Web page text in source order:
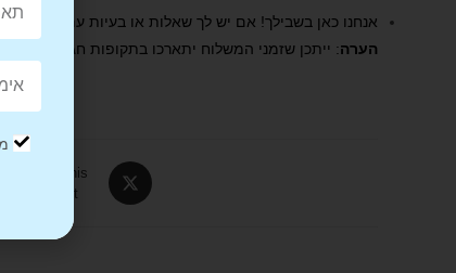
אנחנו כאן בשבילך! אם יש לך שאלות או בעיות עם ההזמנה,
הערה: ייתכן שזמני המשלוח יתארכו בתקופות חגים או
Tweet This
Product